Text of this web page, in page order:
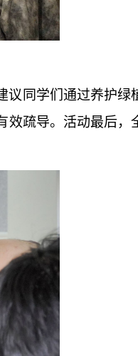
议同学们通过养护绿
效疏导。活动最后，